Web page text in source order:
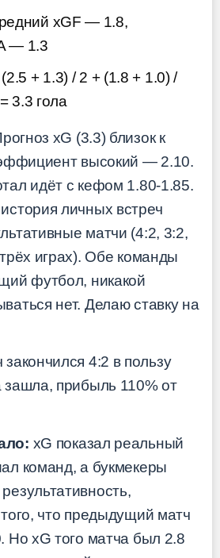
xGF — 1.8,
— 1.3
+ 1.3) / 2 + (1.8 + 1.0) /
3.3 гола
xG (3.3) близок к
высокий — 2.10.
идёт с кефом 1.80-1.85.
личных встреч
матчи (4:2, 3:2,
играх). Обе команды
футбол, никакой
нет. Делаю ставку на
закончился 4:2 в пользу
зашла, прибыль 110% от
xG показал реальный
команд, а букмекеры
что предыдущий матч
Но xG того матча был 2.8